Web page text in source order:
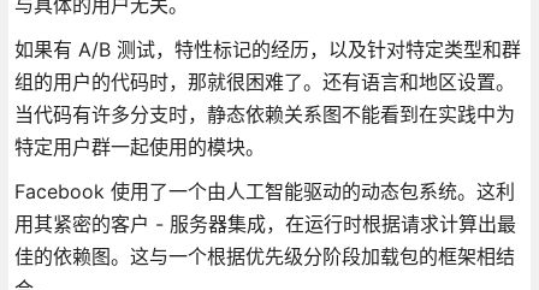
如果有 A/B 测试，特性标记的经历，以及针对特定类型和群
组的用户的代码时，那就很困难了。还有语言和地区设置。
当代码有许多分支时，静态依赖关系图不能看到在实践中为
特定用户群一起使用的模块。
Facebook 使用了一个由人工智能驱动的动态包系统。这利
用其紧密的客户 - 服务器集成，在运行时根据请求计算出最
佳的依赖图。这与一个根据优先级分阶段加载包的框架相结